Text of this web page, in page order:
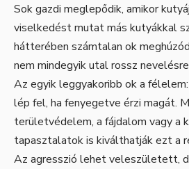
Sok gazdi meglepődik, amikor
viselkedést mutat más kutyákkal
hátterében számtalan ok
nem mindegyik utal rossz
Az egyik leggyakoribb ok a
lép fel, ha fenyegetve érzi magát.
területvédelem, a fájdalom vagy a
tapasztalatok is kiválthatják ezt a
Az agresszió lehet veleszületett,